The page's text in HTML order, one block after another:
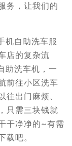
务，让我们的
机自助洗车服
店的复杂流
助洗车机，一
前往小区洗车
往出门麻烦、
只需三块钱就
干净净的~有需
载吧。